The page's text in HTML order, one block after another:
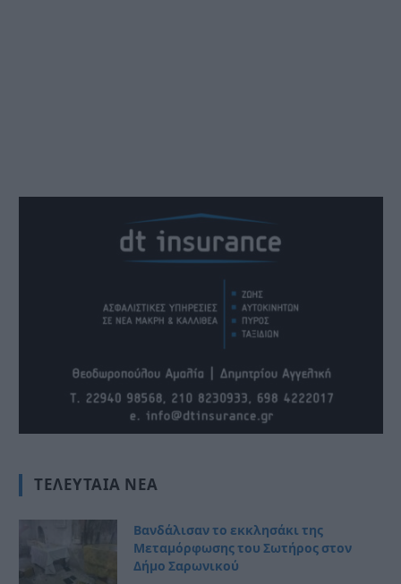
ΤΕΛΕΥΤΑΊΑ ΝΈΑ
Βανδάλισαν το εκκλησάκι της
Μεταμόρφωσης του Σωτήρος στον
Δήμο Σαρωνικού